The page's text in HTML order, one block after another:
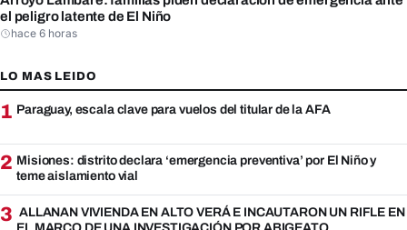
el peligro latente de El Niño
hace 6 horas
LO MAS LEIDO
1 Paraguay, escala clave para vuelos del titular de la AFA
2 Misiones: distrito declara ‘emergencia preventiva’ por El Niño y
teme aislamiento vial
3 ALLANAN VIVIENDA EN ALTO VERÁ E INCAUTARON UN RIFLE EN